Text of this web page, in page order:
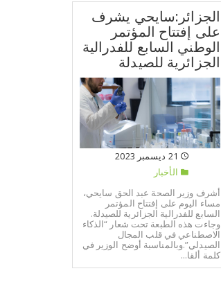
الجزائر:سايحي يشرف
على إفتتاح المؤتمر
الوطني السابع للفدرالية
الجزائرية للصيدلة
الأخبار
أشرف وزير الصحة عبد الحق سايحي،
مساء اليوم على إفتتاح المؤتمر
السابع للفدرالية الجزائرية للصيدلة.
وجاءت هذه الطبعة تحت شعار “الذكاء
الاصطناعي في قلب المجال
الصيدلي”.وبالمناسبة أوضح الوزير في
كلمة ألقا...